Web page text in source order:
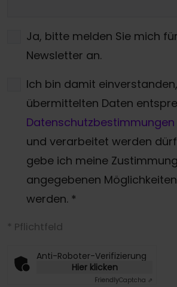
Ja, bitte melden Sie mich
Newsletter an.
Ich bin damit
übermittelten Daten
Datenschutzbestimmungen
und verarbeitet werden
gebe ich meine
angegebenen
werden. *
* Pflichtfeld
Anti-Roboter-Verifizierung
Hier klicken
FriendlyCaptcha ⇗